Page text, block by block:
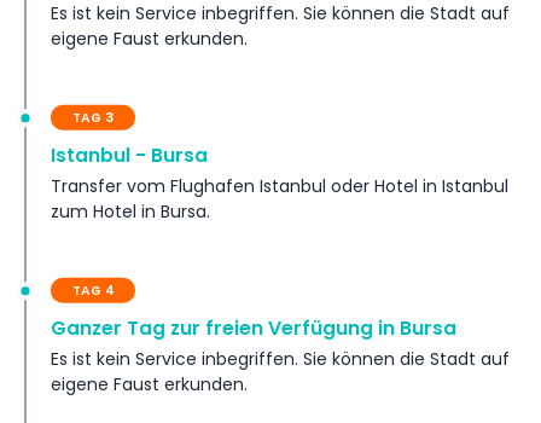
Inklusivleistungen
Geschäftsbedingungen
Ausschlüsse
Es ist kein Service inbegriffen. Sie können die Stadt auf
eigene Faust erkunden.
TAG 3
Istanbul - Bursa
Transfer vom Flughafen Istanbul oder Hotel in Istanbul
zum Hotel in Bursa.
TAG 4
Ganzer Tag zur freien Verfügung in Bursa
Es ist kein Service inbegriffen. Sie können die Stadt auf
eigene Faust erkunden.